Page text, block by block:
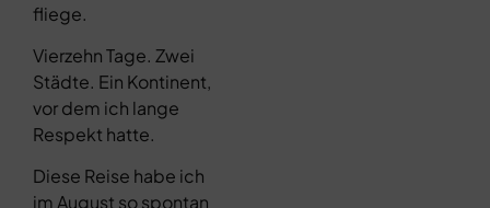
fliege.
Vierzehn Tage. Zwei
Städte. Ein Kontinent,
vor dem ich lange
Respekt hatte.
Diese Reise habe ich
im August so spontan